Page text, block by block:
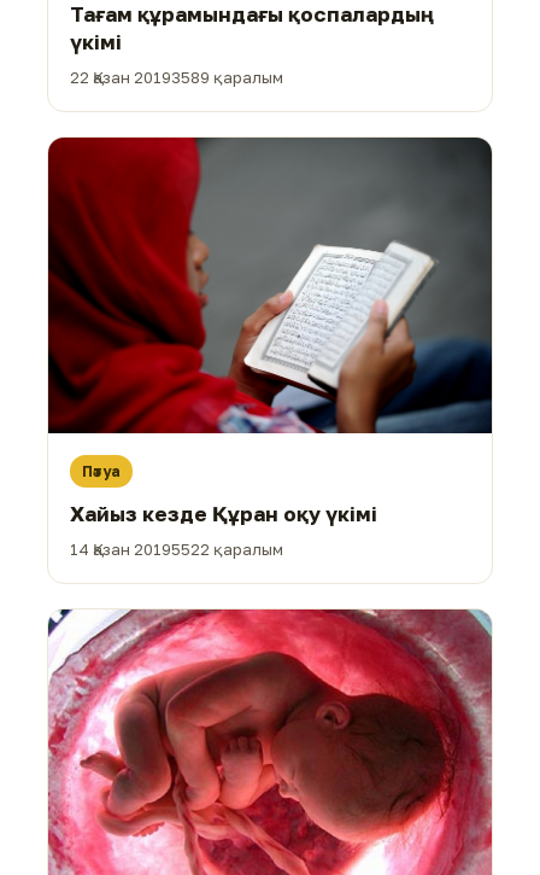
Тағам құрамындағы қоспалардың
үкімі
22 Қазан 20193589 қаралым
Пәтуа
Хайыз кезде Құран оқу үкімі
14 Қазан 20195522 қаралым